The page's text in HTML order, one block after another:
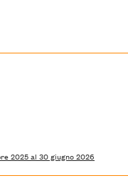
2025 al 30 giugno 2026